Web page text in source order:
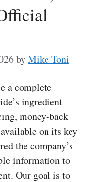
byMike Toni
a complete
ingredient
money-back
on its key
the company’s
information to
Our goal is to